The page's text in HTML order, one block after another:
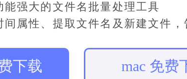
能强大的文件名批量处理工具
属性、提取文件名及新建文件
下载 mac 免费